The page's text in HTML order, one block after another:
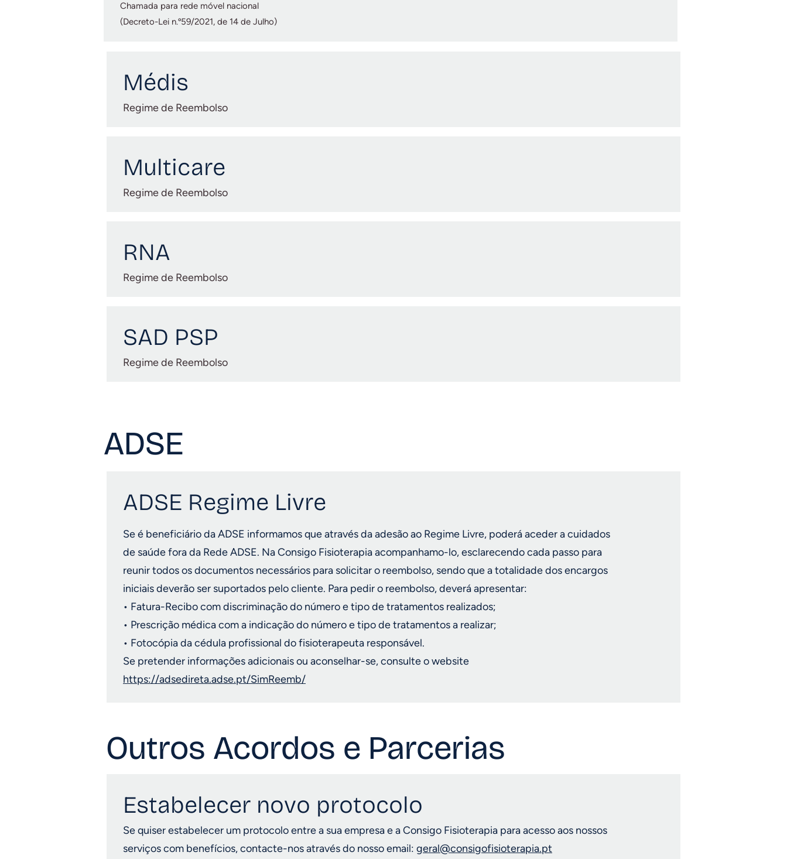
Chamada para rede móvel nacional
(Decreto-Lei n.º59/2021, de 14 de Julho)
Médis
Regime de Reembolso
Multicare
Regime de Reembolso
RNA
Regime de Reembolso
SAD PSP
Regime de Reembolso
ADSE
ADSE Regime Livre
Se é beneficiário da ADSE informamos que através daadesão ao Regime Livre, poderá aceder a cuidados
de saúde fora da Rede ADSE. Na Consigo Fisioterapia acompanhamo-lo, esclarecendo cada passo para
reunir todos os documentos necessários para solicitar o reembolso, sendo que a totalidade dos encargos
iniciais deverão ser suportados pelo cliente. Para pedir o reembolso, deverá apresentar:
•⁠ ⁠Fatura-Recibo com discriminação do número e tipo de tratamentos realizados;
•⁠ ⁠Prescrição médica com a indicação do número e tipo de tratamentos a realizar;
•⁠ ⁠Fotocópia da cédula profissional do fisioterapeuta responsável.
Se pretender informações adicionais ou aconselhar-se, consulte o website
https://adsedireta.adse.pt/SimReemb/
Outros Acordos e Parcerias
Estabelecer novo protocolo
Se quiser estabelecer um protocolo entre a sua empresa e a Consigo Fisioterapia para acesso aos nossos
serviços com benefícios, contacte-nos através do nosso email: geral@consigofisioterapia.pt